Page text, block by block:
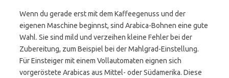
Wenn du gerade erst mit dem Kaffeegenuss und der
eigenen Maschine beginnst, sind Arabica-Bohnen eine gute
Wahl. Sie sind mild und verzeihen kleine Fehler bei der
Zubereitung, zum Beispiel bei der Mahlgrad-Einstellung.
Für Einsteiger mit einem Vollautomaten eignen sich
vorgeröstete Arabicas aus Mittel- oder Südamerika. Diese